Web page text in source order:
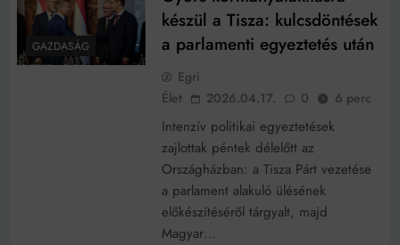
GAZDASÁG
készül a Tisza: kulcsdöntések
a parlamenti egyeztetés után
Egri
Élet
2026.04.17. 0 6 perc
Intenzív politikai egyeztetések
zajlottak péntek délelőtt az
Országházban: a Tisza Párt vezetése
a parlament alakuló ülésének
előkészítéséről tárgyalt, majd
Magyar…